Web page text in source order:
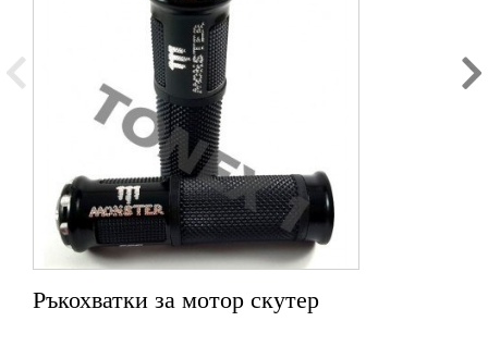
Ръкохватки за мотор скутер